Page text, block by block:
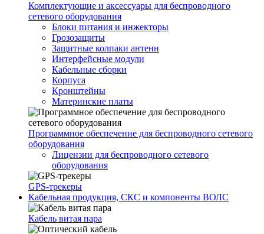
Комплектующие и аксессуары для беспроводного
сетевого оборудования
Блоки питания и инжекторы
Грозозащиты
Защитные колпаки антенн
Интерфейсные модули
Кабельные сборки
Корпуса
Кронштейны
Материнские платы
Программное обеспечение для беспроводного сетевого
оборудования
Лицензии для беспроводного сетевого
оборудования
GPS-трекеры
Кабельная продукция, СКС и компоненты ВОЛС
Кабель витая пара